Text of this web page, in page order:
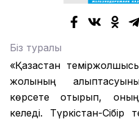
Біз туралы
«Қазақстан
жолының
көрсете отырып,
келеді. Түркістан-